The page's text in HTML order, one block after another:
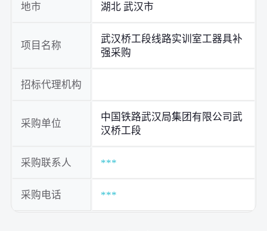
地市 湖北 武汉市
项目名称
武汉桥工段线路实训室工器具补
强采购
招标代理机构
采购单位
中国铁路武汉局集团有限公司武
汉桥工段
采购联系人 ***
采购电话 ***